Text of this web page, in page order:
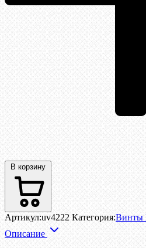
В корзину
Артикул:uv4222 Категория:Винты
Описание